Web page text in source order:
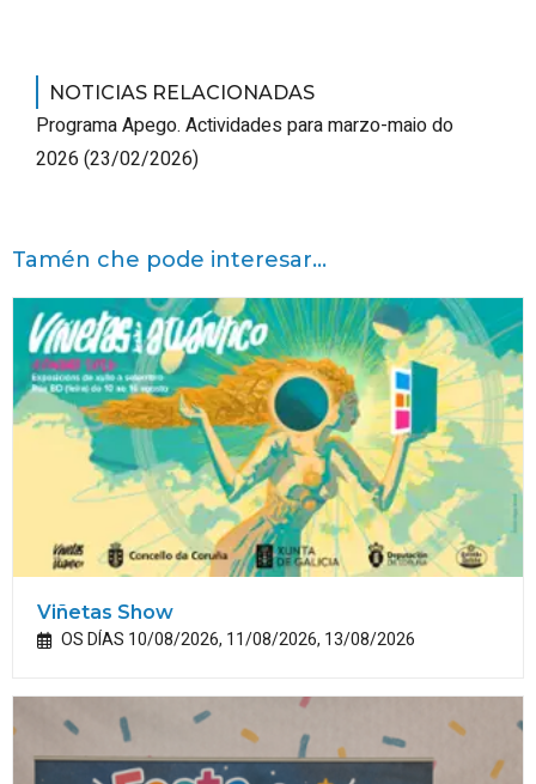
NOTICIAS RELACIONADAS
Programa Apego. Actividades para marzo-maio do
2026 (23/02/2026)
Tamén che pode interesar...
Viñetas Show
OS DÍAS 10/08/2026, 11/08/2026, 13/08/2026